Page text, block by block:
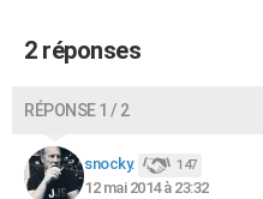
COPAINS D'AVANT
S'inscrire
Se connecter
Lycées
Collèges
Primaires
Universités
Entreprises
Service militaire
Avis de recherche
AVIS DE DÉCÈS
FORUM
2 réponses
RÉPONSE 1 / 2
snocky. 147
12 mai 2014 à 23:32